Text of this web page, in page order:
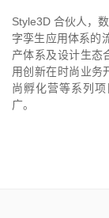
Style3D 合伙人，
字孪生应用体系的
产体系及设计生态
用创新在时尚业务
尚孵化营等系列
广。